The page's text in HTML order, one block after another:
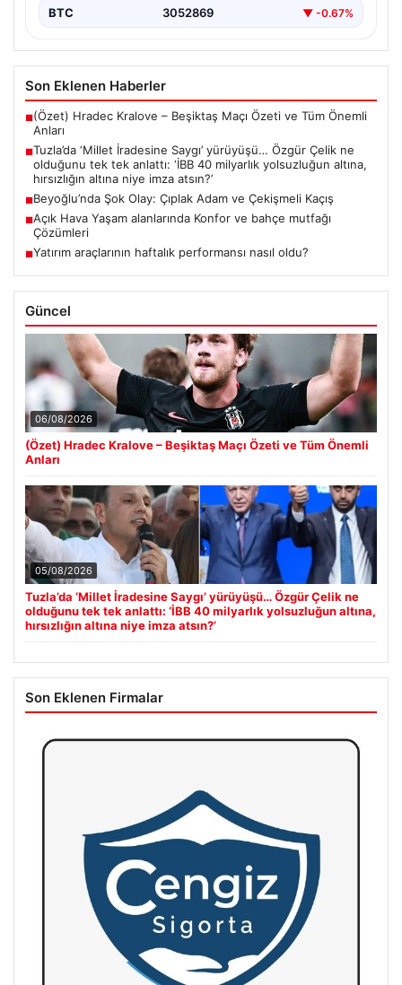
BTC 3052869 ▼ -0.67%
Son Eklenen Haberler
■(Özet) Hradec Kralove – Beşiktaş Maçı Özeti ve Tüm Önemli
Anları
■Tuzla’da ‘Millet İradesine Saygı’ yürüyüşü… Özgür Çelik ne
olduğunu tek tek anlattı: ‘İBB 40 milyarlık yolsuzluğun altına,
hırsızlığın altına niye imza atsın?’
■Beyoğlu’nda Şok Olay: Çıplak Adam ve Çekişmeli Kaçış
■Açık Hava Yaşam alanlarında Konfor ve bahçe mutfağı
Çözümleri
■Yatırım araçlarının haftalık performansı nasıl oldu?
Güncel
06/08/2026
(Özet) Hradec Kralove – Beşiktaş Maçı Özeti ve Tüm Önemli
Anları
05/08/2026
Tuzla’da ‘Millet İradesine Saygı’ yürüyüşü… Özgür Çelik ne
olduğunu tek tek anlattı: ‘İBB 40 milyarlık yolsuzluğun altına,
hırsızlığın altına niye imza atsın?’
Son Eklenen Firmalar